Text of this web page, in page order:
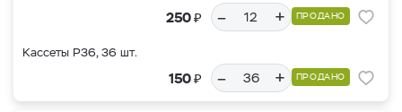
250₽ – + ПРОДАНО
Кассеты Р36, 36 шт.
150₽ – + ПРОДАНО